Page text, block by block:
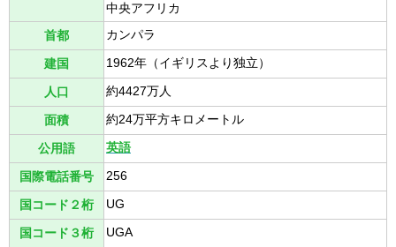
中央アフリカ
首都 カンパラ
建国 1962年（イギリスより独立）
人口 約4427万人
面積 約24万平方キロメートル
公用語 英語
国際電話番号 256
国コード２桁 UG
国コード３桁 UGA